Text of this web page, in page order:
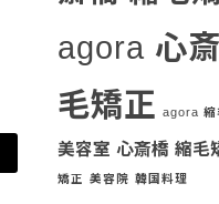
agora 心
毛矯正 agora 縮
美容室 心斎橋 縮毛
矯正 美容院 韓国料理